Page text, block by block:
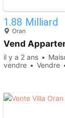
1.88 Milliard
Oran
Vend
il y a 2 ans
vendre
Vendre